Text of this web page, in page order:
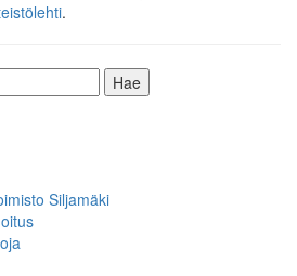
.
Siljamäki